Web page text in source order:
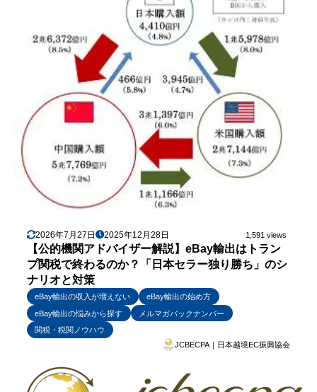
2026年7月27日 2025年12月28日 1,591 views
【公的機関アドバイザー解説】eBay輸出はトラン
プ関税で終わるのか？「日本セラー独り勝ち」のシ
ナリオと対策
eBay輸出の収入が増えない
eBay輸出の始め方
eBay輸出の悩みから探す
メルマガバックナンバー
関税・税関ノウハウ
JCBECPA｜日本越境EC振興協会